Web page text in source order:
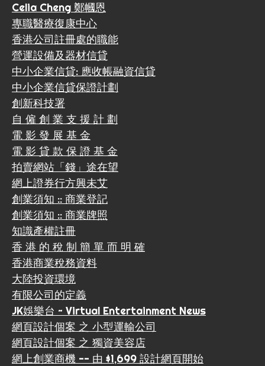
Celia Cheng 鄭幗恩
專職醫療復康中心
香港公司註冊處的職能
營運設備及器材信貸
中小企業信貸: 應收帳融資信貸
中小企業信貸保證計劃
創新科技署
自 僱 創 業 支 援 計 劃
電 影 發 展 基 金
電 影 貸 款 保 證 基 金
拍賣網站「錢」途在望
網上證券行方興未艾
創業須知 :: 商業登記
創業須知 :: 商業牌照
知識產權註冊
香 港 的 稅 制 簡 單 而 明 確
香港商業稅務資料
大陸投資環境
有限公司的定義
JK娛樂台 ~ Virtual Entertainment News
網頁設計個案 之 小型運輸公司
網頁設計個案 之 獨資美容店
網上創業商機 -- 由 $1,699 設計網頁開始